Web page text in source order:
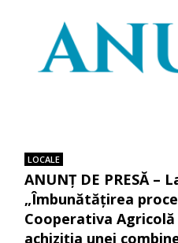
LOCALE
ANUNȚ DE PRESĂ –
„Îmbunătățirea
Cooperativa
achiziția unei